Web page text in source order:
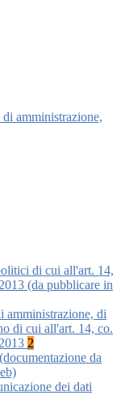
amministrazione,
di cui all'art. 14,
(da pubblicare in
amministrazione, di
di cui all'art. 14, co.
2
da
dei dati